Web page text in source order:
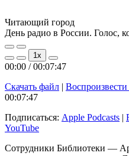
Читающий город
День радио в России. Голос,
Play
Episode
Pause
Episode
1x
00:00 / 00:07:47
Скачать файл |
00:07:47
Подписаться: Apple Podcasts |
YouTube
Сотрудники Библиотеки —